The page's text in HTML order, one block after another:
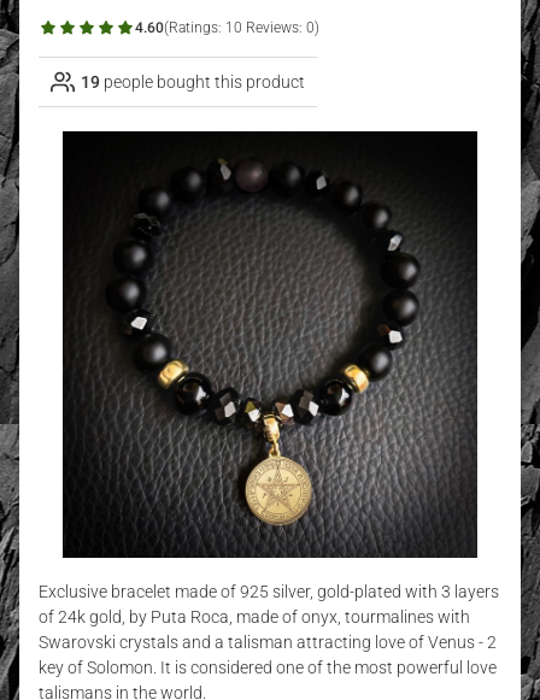
4.60(Ratings: 10 Reviews: 0)
19 people bought this product
Exclusive bracelet made of 925 silver, gold-plated with 3 layers
of 24k gold, by Puta Roca, made of onyx, tourmalines with
Swarovski crystals and a talisman attracting love of Venus - 2
key of Solomon. It is considered one of the most powerful love
talismans in the world.